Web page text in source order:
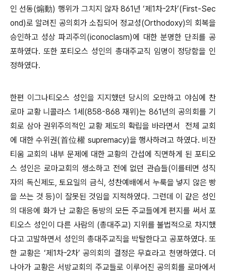
인 선동(煽動) 행위가 그치지 않자 861년 ‘제1차-2차’(First-Sec
ond)로 알려진 공의회가 소집되어 정교성(Orthodoxy)의 회복을
승인하고 성상 파괴주의(iconoclasm)에 대한 분명한 단죄를 공
포하였다. 또한 포티오스 성인의 총대주교직 임명이 정당함을 인
정하였다.
한편 이그나티오스 성인을 지지했던 당시의 오만하고 야심에 찬
로마 교황 니콜라스 1세(858-868 재위)는 861년의 공의회를 기
회로 삼아 권위주의적인 교황 제도의 확립을 바라면서
전체 교회
에 대한 수위권(首位權 supremacy)을 행사하려고 하였다. 비잔
티움 교회의 내부 문제에 대한 교황의 간섭에 직면하게 된 포티오
스 성인은 로마교회의 생소하고 전에 없던 관습들(이를테면 성직
자의 독신제도, 토요일의 금식, 성찬예배에서 누룩을 넣지 않은 빵
을 쓰는 것 등)이 잘못된 것임을 지적하였다. 그런데 이 같은 성인
의 대응에 화가 난 교황은 동방의 모든 주교들에게 편지를 써서 포
티오스 성인이 다른 사람의 (총대주교) 지위를 불법적으로 차지했
다고 고발하면서 성인의 총대주교직을 박탈한다고 공포하였다. 또
한 교황은 ‘제1차-2차’ 공의회의 결정은 무효라고 천명하였다. 더
나아가 교황은 서방교회의 주교들로 이루어진 공의회를 로마에서